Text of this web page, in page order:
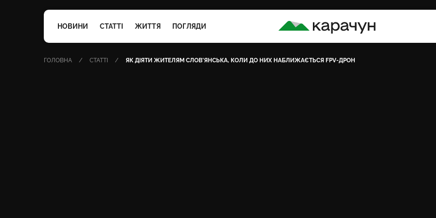
НОВИНИ СТАТТІ ЖИТТЯ ПОГЛЯДИ
КАРАЧУН
ГОЛОВНА СТАТТІ ЯК ДІЯТИ ЖИТЕЛЯМ СЛОВ’ЯНСЬКА, КОЛИ ДО НИХ НАБЛИЖАЄТЬСЯ FPV-ДРОН